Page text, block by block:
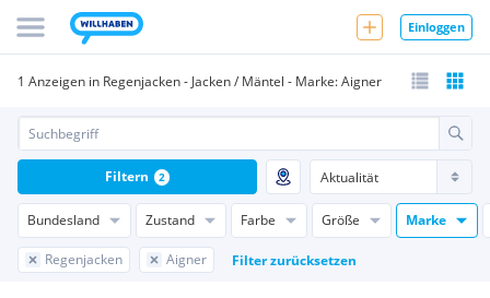
Einloggen
1 Anzeigen in Regenjacken - Jacken / Mäntel - Marke: Aigner
Bundesland Zustand Farbe Größe Marke
Regenjacken Aigner Filter zurücksetzen
Filtern 2